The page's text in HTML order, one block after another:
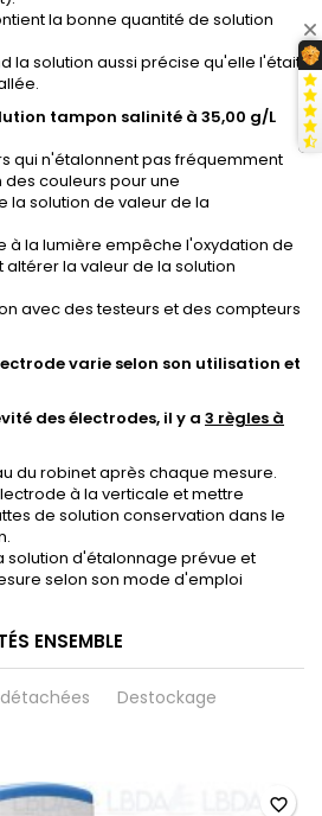
la bonne quantité de solution
la solution aussi précise qu'elle l'était
tampon salinité à 35,00 g/L
qui n'étalonnent pas fréquemment
des couleurs pour une
la solution de valeur de la
à la lumière empêche l'oxydation de
altérer la valeur de la solution
avec des testeurs et des compteurs
varie selon son utilisation et
des électrodes, il y a 3 règles à
du robinet après chaque mesure.
à la verticale et mettre
de solution conservation dans le
solution d'étalonnage prévue et
selon son mode d'emploi
ENSEMBLE
Destockage
favorite_border